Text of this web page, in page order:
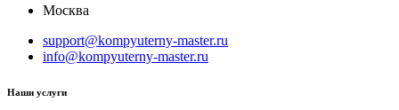
Москва
support@kompyuterny-master.ru
info@kompyuterny-master.ru
Наши услуги